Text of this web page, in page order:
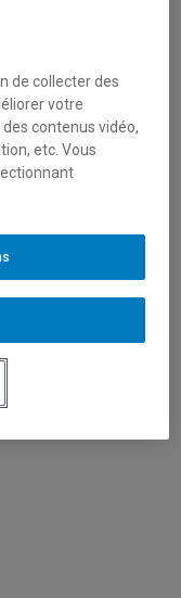
on the
calls him « a
both
whose worldly
and political
He is a king of
de collecter des
votre
contenus vidéo,
etc. Vous